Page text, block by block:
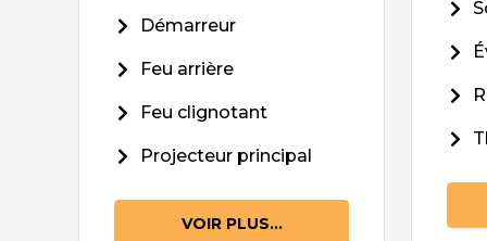
Démarreur
Feu arrière
Feu clignotant
Projecteur principal
VOIR PLUS...